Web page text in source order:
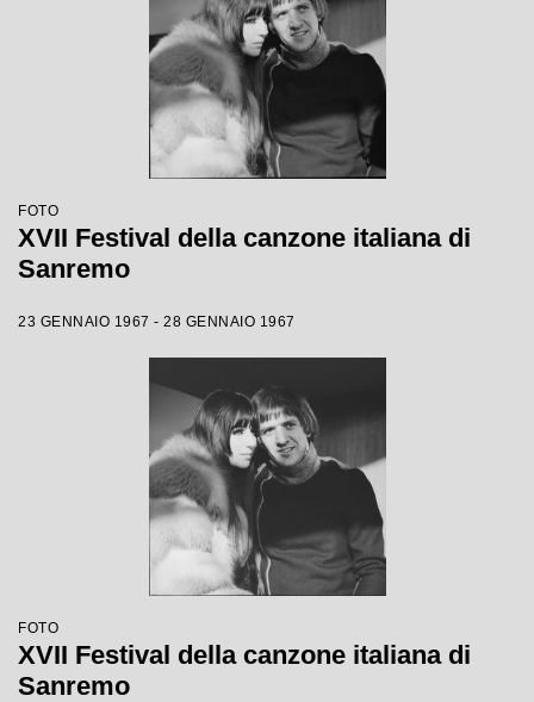
FOTO
XVII Festival della canzone italiana di
Sanremo
23 GENNAIO 1967 - 28 GENNAIO 1967
FOTO
XVII Festival della canzone italiana di
Sanremo